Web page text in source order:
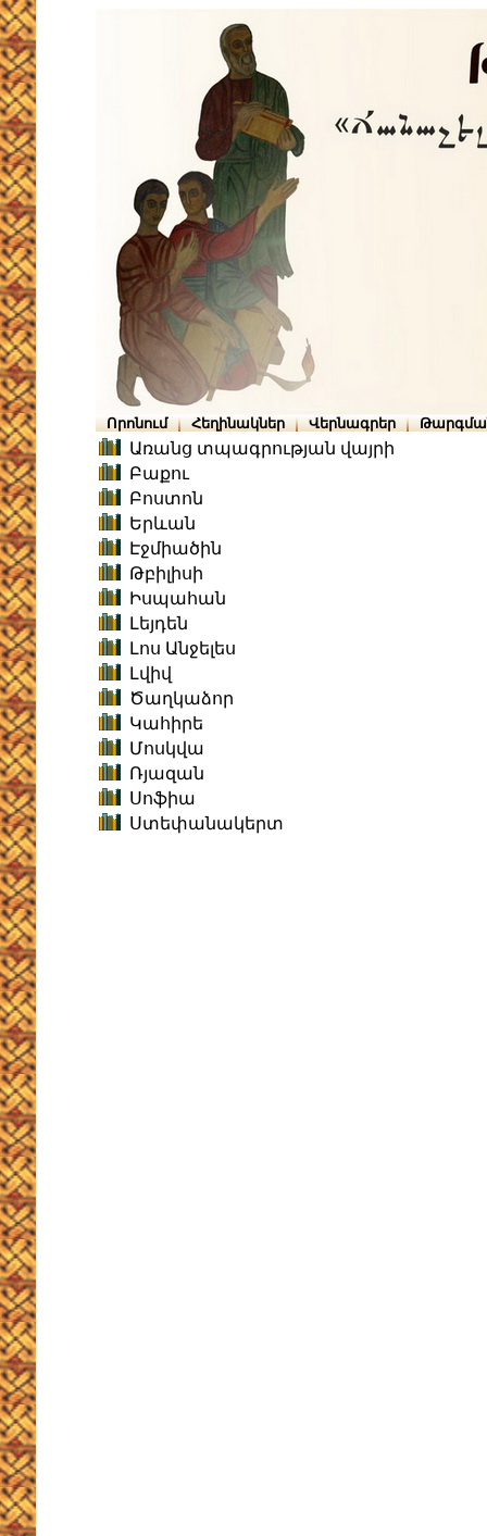
Որոնում Հեղինակներ Վերնագրեր
Առանց տպագրության վայրի
Բաքու
Բոստոն
Երևան
Էջմիածին
Թբիլիսի
Իսպահան
Լեյդեն
Լոս Անջելես
Լվիվ
Ծաղկաձոր
Կահիրե
Մոսկվա
Ռյազան
Սոֆիա
Ստեփանակերտ